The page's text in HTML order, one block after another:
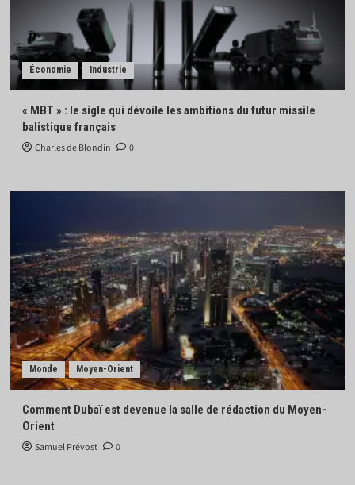
Économie Industrie
« MBT » : le sigle qui dévoile les ambitions du futur missile
balistique français
Charles de Blondin 0
Monde Moyen-Orient
Comment Dubaï est devenue la salle de rédaction du Moyen-
Orient
Samuel Prévost 0